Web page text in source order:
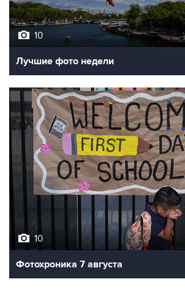
10
Лучшие фото недели
10
Фотохроника 7 августа